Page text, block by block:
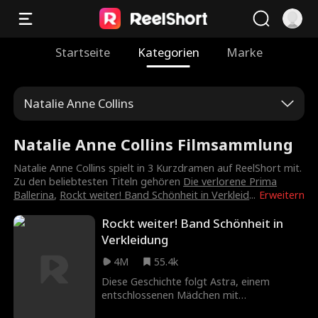
Startseite Kategorien Marke
Natalie Anne Collins
Natalie Anne Collins Filmsammlung
Erweitern
Natalie Anne Collins spielt in 3 Kurzdramen auf ReelShort mit.
Zu den beliebtesten Titeln gehören Die verlorene Prima
Ballerina, Rockt weiter! Band Schönheit in Verkleid...
Rockt weiter! Band Schönheit in
Verkleidung
4M
55.4k
Diese Geschichte folgt Astra, einem
entschlossenen Mädchen mit